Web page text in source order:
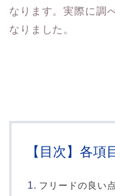
なります。実際に調
なりました。
【目次】各項
フリードの良い